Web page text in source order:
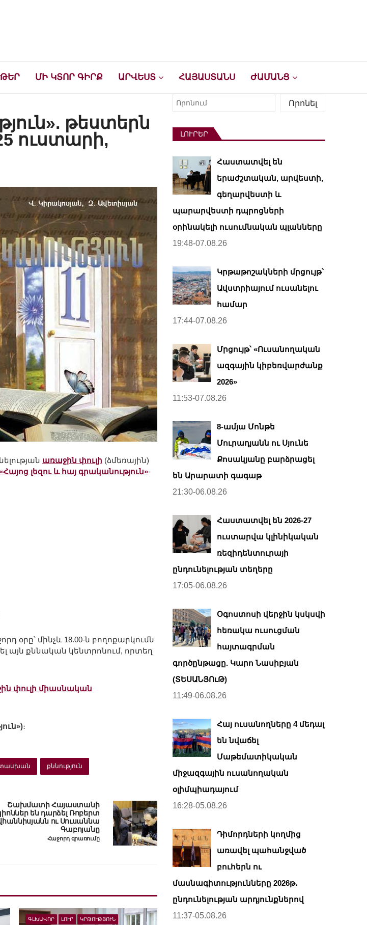
ՄԻ ԿՏՈՐ ԳԻՐՔ ԱՐՎԵՍՏ ՀԱՅԱՍՏԱՆՍ ԺԱՄԱՆՑ
թեստերն
ուստարի,
առաջին փուլի (ձմեռային)
լեզու և հայ գրականություն»-
օրը՝ մինչև 18.00-ն բողոքարկումն
այն քննական կենտրոնում, որտեղ
փուլի միասնական
։
քննություն
Շախմատի Հայաստանի
են դարձել Ռոբերտ
ու Սուսաննա
Գաբոյանը
Հաջորդ գրառումը
ԳԼԽԱՎՈՐ ԼՈՒՐ ԿՐԹՈՒԹՅՈՒՆ
Որոնել
Որոնել
ԼՈՒՐԵՐ
Հաստատվել են
երաժշտական, արվեստի,
գեղարվեստի և
պարարվեստի դպրոցների
օրինակելի ուսումնական պլանները
19:48-07.08.26
Կրթաթոշակների մրցույթ՝
Ավստրիայում ուսանելու
համար
17:44-07.08.26
Մրցույթ՝ «Ուսանողական
ազգային կիբեռվարժանք
2026»
11:53-07.08.26
8-ամյա Մոնթե
Մուրադյանն ու Սյունե
Քոսակյանը բարձրացել
են Արարատի գագաթ
21:30-06.08.26
Հաստատվել են 2026-27
ուստարվա կլինիկական
ռեզիդենտուրայի
ընդունելության տեղերը
17:05-06.08.26
Օգոստոսի վերջին կսկսվի
հեռակա ուսուցման
հայտագրման
գործընթացը. Կարո Նասիբյան
(ՏԵՍԱՆՅՈւԹ)
11:49-06.08.26
Հայ ուսանողները 4 մեդալ
են նվաճել
Մաթեմատիկական
միջազգային ուսանողական
օլիմպիադայում
16:28-05.08.26
Դիմորդների կողմից
առավել պահանջված
բուհերն ու
մասնագիտությունները 2026թ․
ընդունելության արդյունքներով
11:37-05.08.26